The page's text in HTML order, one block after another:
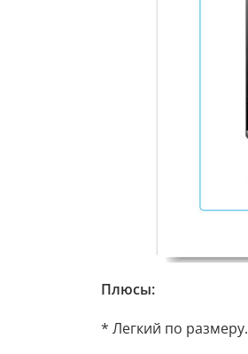
Плюсы:
* Легкий по размеру.